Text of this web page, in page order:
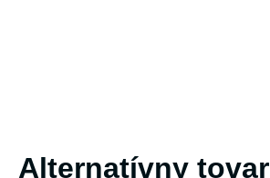
Alternatívny tovar